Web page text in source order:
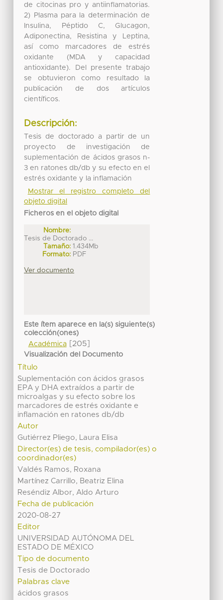
de citocinas pro y antiinflamatorias.
2) Plasma para la determinación de
Insulina, Péptido C, Glucagon,
Adiponectina, Resistina y Leptina,
así como marcadores de estrés
oxidante (MDA y capacidad
antioxidante). Del presente trabajo
se obtuvieron como resultado la
publicación de dos artículos
científicos.
Descripción:
Tesis de doctorado a partir de un
proyecto de investigación de
suplementación de ácidos grasos n-
3 en ratones db/db y su efecto en el
estrés oxidante y la inflamación
Mostrar el registro completo del
objeto digital
Ficheros en el objeto digital
Nombre:
Tesis de Doctorado ...
Tamaño: 1.434Mb
Formato: PDF
Ver documento
Este ítem aparece en la(s) siguiente(s)
colección(ones)
Académica[205]
Visualización del Documento
Título
Suplementación con ácidos grasos
EPA y DHA extraídos a partir de
microalgas y su efecto sobre los
marcadores de estrés oxidante e
inflamación en ratones db/db
Autor
Gutiérrez Pliego, Laura Elisa
Director(es) de tesis, compilador(es) o
coordinador(es)
Valdés Ramos, Roxana
Martínez Carrillo, Beatriz Elina
Reséndiz Albor, Aldo Arturo
Fecha de publicación
2020-08-27
Editor
UNIVERSIDAD AUTÓNOMA DEL
ESTADO DE MÉXICO
Tipo de documento
Tesis de Doctorado
Palabras clave
ácidos grasos